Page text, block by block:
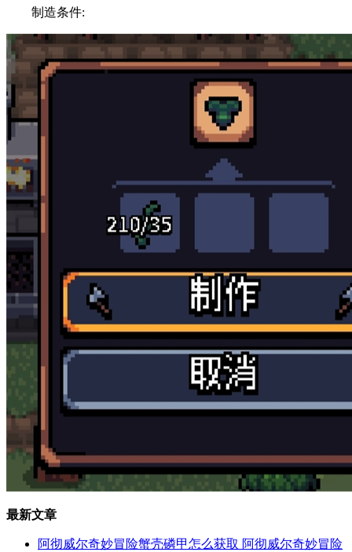
制造条件:
最新文章
阿彻威尔奇妙冒险蟹壳磷甲怎么获取 阿彻威尔奇妙冒险